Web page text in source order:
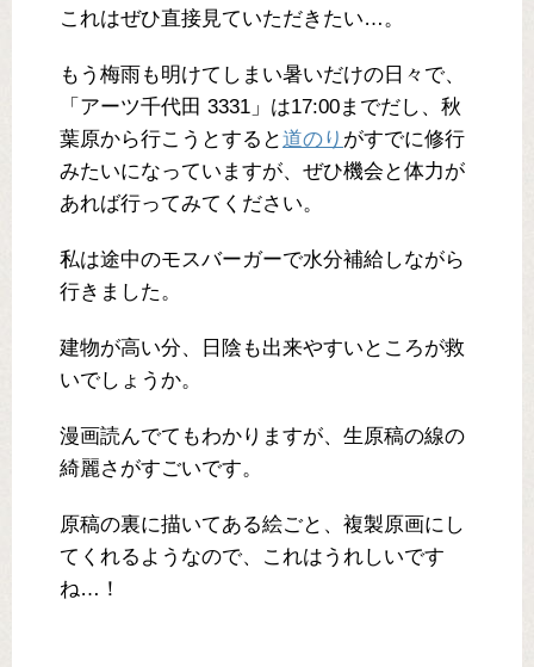
これはぜひ直接見ていただきたい…。
もう梅雨も明けてしまい暑いだけの日々で、
「アーツ千代田 3331」は17:00までだし、秋
葉原から行こうとすると道のり がすでに修行
みたいになっていますが、ぜひ機会と体力が
あれば行ってみてください。
私は途中のモスバーガーで水分補給しながら
行きました。
建物が高い分、日陰も出来やすいところが救
いでしょうか。
漫画読んでてもわかりますが、生原稿の線の
綺麗さがすごいです。
原稿の裏に描いてある絵ごと、複製原画にし
てくれるようなので、これはうれしいです
ね…！